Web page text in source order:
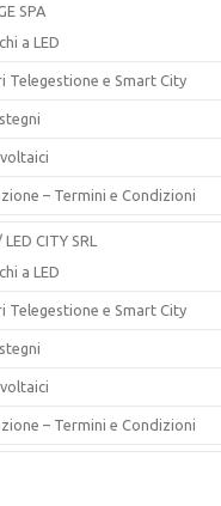
SPA
a LED
Telegestione e Smart City
– Termini e Condizioni
CITY SRL
a LED
Telegestione e Smart City
– Termini e Condizioni